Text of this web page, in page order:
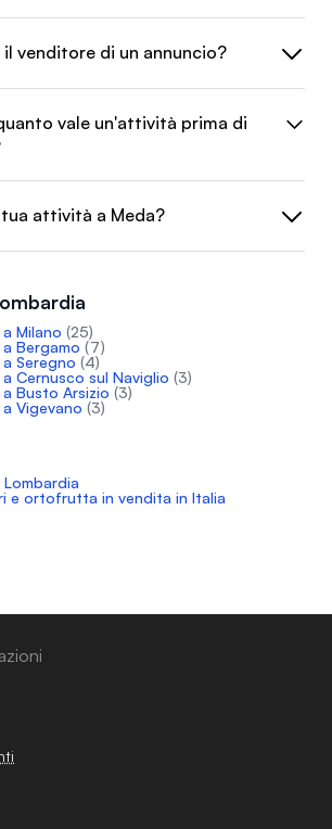
venditore di un annuncio?
vale un'attività prima di
attività a Meda?
Milano (25)
Bergamo (7)
Seregno (4)
Cernusco sul Naviglio (3)
Busto Arsizio (3)
Vigevano (3)
e ortofrutta in vendita in Italia